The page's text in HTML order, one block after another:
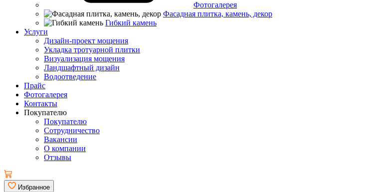
Фотогалерея
Фасадная плитка, камень, декор
Гибкий камень
Услуги
Дизайн-проект мощения
Укладка тротуарной плитки
Визуализация мощения
Ландшафтный дизайн
Водоотведение
Прайс
Фотогалерея
Контакты
Покупателю
Покупателю
Сотрудничество
Вакансии
О компании
Отзывы
Избранное